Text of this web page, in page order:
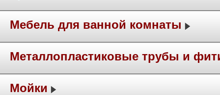
Мебель для ванной комнаты
Металлопластиковые трубы и
Мойки